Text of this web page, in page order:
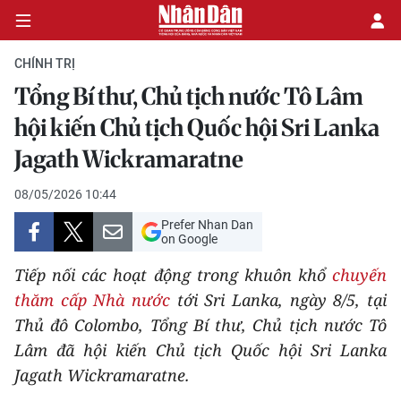
CHÍNH TRỊ
KINH TẾ
VĂN HÓA
XÃ HỘI
PHÁP LUẬT
DU LỊCH
THẾ GIỚI
CHÍNH TRỊ
Tổng Bí thư, Chủ tịch nước Tô Lâm
hội kiến Chủ tịch Quốc hội Sri Lanka
Jagath Wickramaratne
08/05/2026 10:44
Prefer Nhan Dan
on Google
Tiếp nối các hoạt động trong khuôn khổ chuyến
thăm cấp Nhà nước tới Sri Lanka, ngày 8/5, tại
Thủ đô Colombo, Tổng Bí thư, Chủ tịch nước Tô
Lâm đã hội kiến Chủ tịch Quốc hội Sri Lanka
Jagath Wickramaratne.